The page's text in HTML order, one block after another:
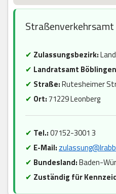
Straßenverkehrsamt
✔ Zulassungsbezirk:
✔ Landratsamt Böblingen
✔ Straße:Rutesheimer
✔ Ort:71229 Leonberg
✔ Tel.:07152-3001 3
✔ E-Mail:
✔ Bundesland:Baden-
✔ Zuständig für